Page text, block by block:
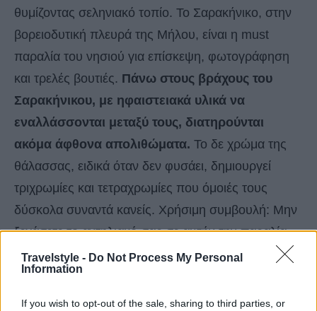
Travelstyle - Do Not Process My Personal
Information
If you wish to opt-out of the sale, sharing to third parties, or
θυμίζοντας σεληνιακό τοπίο. Το Σαρακήνικο, στην
βορειοδυτική πλευρά της Μήλου, είναι η must
παραλία του νησιού για επίσκεψη, φωτογράφηση
και τρελές βουτιές. Πάνω στους βράχους του
Σαρακήνικου, με ηφαιστειακά υλικά να
εναλλάσσονται μεταξύ τους, διατηρούνται
ακόμα άφθονα απολιθώματα. Το δε χρώμα της
θάλασσας, ειδικά όταν δεν φυσάει, δημιουργεί
τριχρωμίες και τετραχρωμίες που όμοιές τους
δύσκολα συναντά κανείς. Χρήσιμη συμβουλή: Μην
ξεχάσετε το αντηλιακό σας σε αυτήν την παραλία.
Ομπρέλες δεν υπάρχουν -και δεν είναι δυνατό να
υπάρξουν, καθώς δύσκολα μπορούν να
τοποθετηθούν κάπου- και η αντανάκλαση του ήλιου